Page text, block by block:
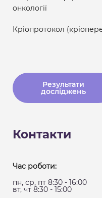
онкології
Кріопротокол
Результати
досліджень
Контакти
Час роботи:
пн, ср, пт 8:30 - 16:00
вт, чт 8:30 - 15:00